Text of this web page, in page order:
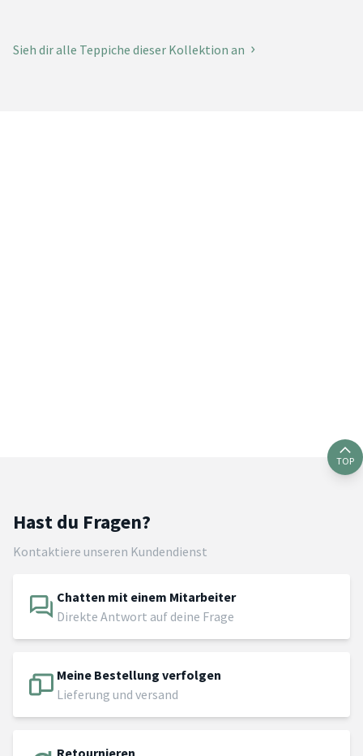
Sieh dir alle Teppiche dieser Kollektion an
TOP
Hast du Fragen?
Kontaktiere unseren Kundendienst
Chatten mit einem Mitarbeiter
Direkte Antwort auf deine Frage
Meine Bestellung verfolgen
Lieferung und versand
Retournieren